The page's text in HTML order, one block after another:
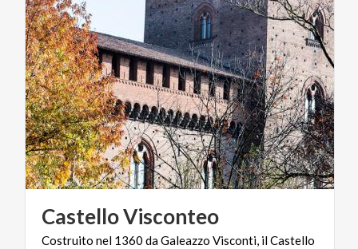
CastelloVisconteo
Costruito nel 1360 da Galeazzo Visconti, il Castello